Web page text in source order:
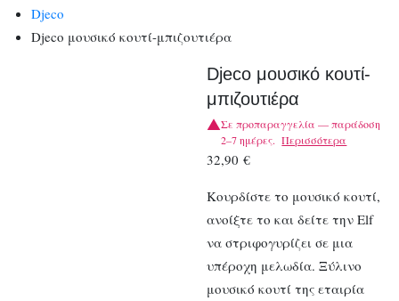
Djeco
Djeco μουσικό κουτί-μπιζουτιέρα
Djeco μουσικό κουτί-
μπιζουτιέρα
Σε προπαραγγελία — παράδοση
2–7 ημέρες. Περισσότερα
32,90€
Κουρδίστε το μουσικό κουτί,
ανοίξτε το και δείτε την Elf
να στριφογυρίζει σε μια
υπέροχη μελωδία. Ξύλινο
μουσικό κουτί της εταιρία